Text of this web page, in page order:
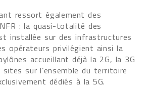
ressort également des
: la quasi-totalité des
installée sur des infrastructures
opérateurs privilégient ainsi la
accueillant déjà la 2G, la 3G
sites sur l’ensemble du territoire
dédiés à la 5G.